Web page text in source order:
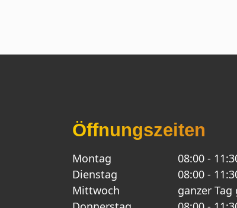
Öffnungszeiten
Montag
08:00 -
Dienstag
08:00 -
Mittwoch
ganzer Tag